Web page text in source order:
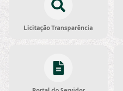
Licitação Transparência